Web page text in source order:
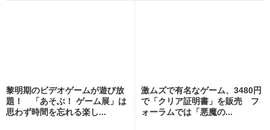
黎明期のビデオゲームが遊び放
題！ 「あそぶ！ ゲーム展」は
思わず時間を忘れる楽し...
激ムズで有名なゲーム、3480円
で「クリア証明書」を販売 フ
ォーラムでは「悪魔の...